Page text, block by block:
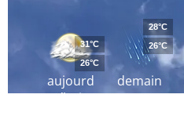
aujourd
´hui
31°C
26°C
demain
28°C
26°C